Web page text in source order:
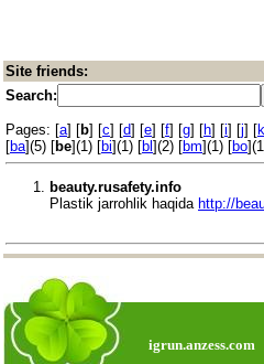
Site friends:
Search:
Pages: [a] [b] [c] [d] [e] [f] [g] [h] [i] [j] [k
[ba](5) [be](1) [bi](1) [bl ](2) [bm](1) [bo
beauty.rusafety.info
Plastik jarrohlik haqida http://
igrun.anzess.com